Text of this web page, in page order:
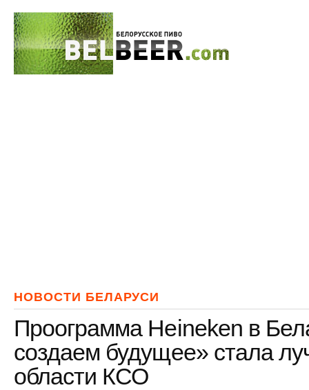
НОВОСТИ БЕЛАРУСИ
Проограмма Heineken в
создаем будущее» стала
области КСО